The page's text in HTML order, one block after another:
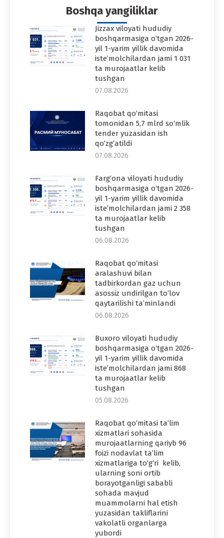
Boshqa yangiliklar
Jizzax viloyati hududiy
boshqarmasiga o‘tgan 2026-
yil 1-yarim yillik davomida
iste’molchilardan jami 1 031
ta murojaatlar kelib
tushgan
07.08.2026
Raqobat qo‘mitasi
tomonidan 5,7 mlrd so‘mlik
tender yuzasidan ish
qo‘zg‘atildi
07.08.2026
Farg‘ona viloyati hududiy
boshqarmasiga o‘tgan 2026-
yil 1-yarim yillik davomida
iste’molchilardan jami 2 358
ta murojaatlar kelib
tushgan
06.08.2026
Raqobat qo‘mitasi
aralashuvi bilan
tadbirkordan gaz uchun
asossiz undirilgan to‘lov
qaytarilishi ta’minlandi
06.08.2026
Buxoro viloyati hududiy
boshqarmasiga o‘tgan 2026-
yil 1-yarim yillik davomida
iste’molchilardan jami 868
ta murojaatlar kelib
tushgan
05.08.2026
Raqobat qo‘mitasi ta’lim
xizmatlari sohasida
murojaatlarning qariyb 96
foizi nodavlat ta’lim
xizmatlariga to‘g‘ri kelib,
ularning soni ortib
borayotganligi sababli
sohada mavjud
muammolarni hal etish
yuzasidan takliflarini
vakolatli organlarga
yubordi